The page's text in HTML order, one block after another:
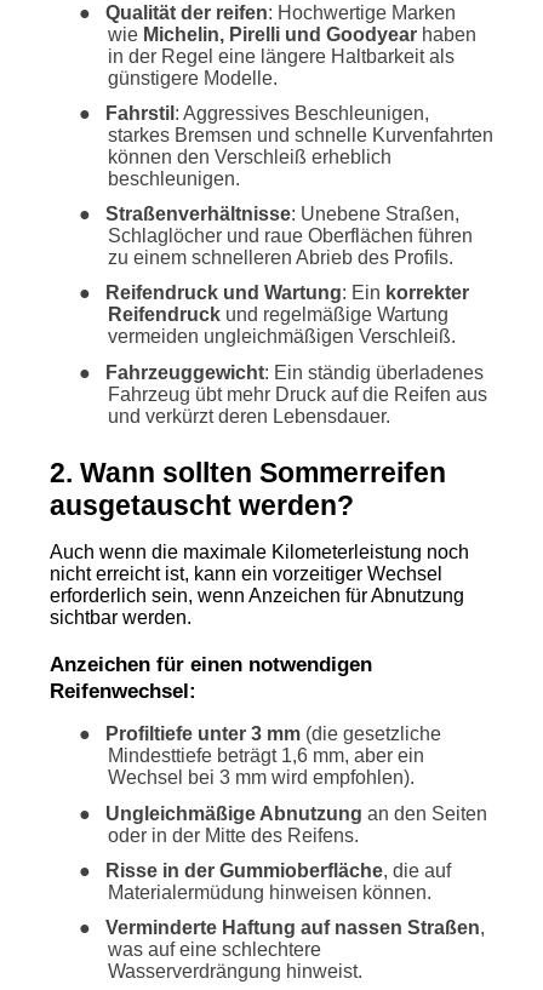
● Qualität der reifen: Hochwertige Marken
wie Michelin, Pirelli und Goodyearhaben
in der Regel eine längere Haltbarkeit als
günstigere Modelle.
●
Fahrstil : Aggressives Beschleunigen,
starkes Bremsen und schnelle Kurvenfahrten
können den Verschleiß erheblich
beschleunigen.
●
Straßenverhältnisse: Unebene Straßen,
Schlaglöcher und raue Oberflächen führen
zu einem schnelleren Abrieb des Profils.
●
Reifendruck und Wartung: Ein korrekter
Reifendruckund regelmäßige Wartung
vermeiden ungleichmäßigen Verschleiß.
●
Fahrzeuggewicht: Ein ständig überladenes
Fahrzeug übt mehr Druck auf die Reifen aus
und verkürzt deren Lebensdauer.
2. Wann sollten Sommerreifen
ausgetauscht werden?
Auch wenn die maximale Kilometerleistung noch
nicht erreicht ist, kann ein vorzeitiger Wechsel
erforderlich sein, wenn Anzeichen für Abnutzung
sichtbar werden.
Anzeichen für einen notwendigen
Reifenwechsel:
● Profiltiefe unter 3 mm(die gesetzliche
Mindesttiefe beträgt 1,6 mm, aber ein
Wechsel bei 3 mm wird empfohlen).
●
Ungleichmäßige Abnutzung an den Seiten
oder in der Mitte des Reifens.
●
Risse in der Gummioberfläche, die auf
Materialermüdung hinweisen können.
●
Verminderte Haftung auf nassen Straßen,
was auf eine schlechtere
Wasserverdrängung hinweist.